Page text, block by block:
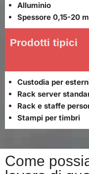
Alluminio
Spessore 0,15-20
Prodotti tipici
Custodia per
Rack server
Rack e staffe
Stampi per timbri
Come